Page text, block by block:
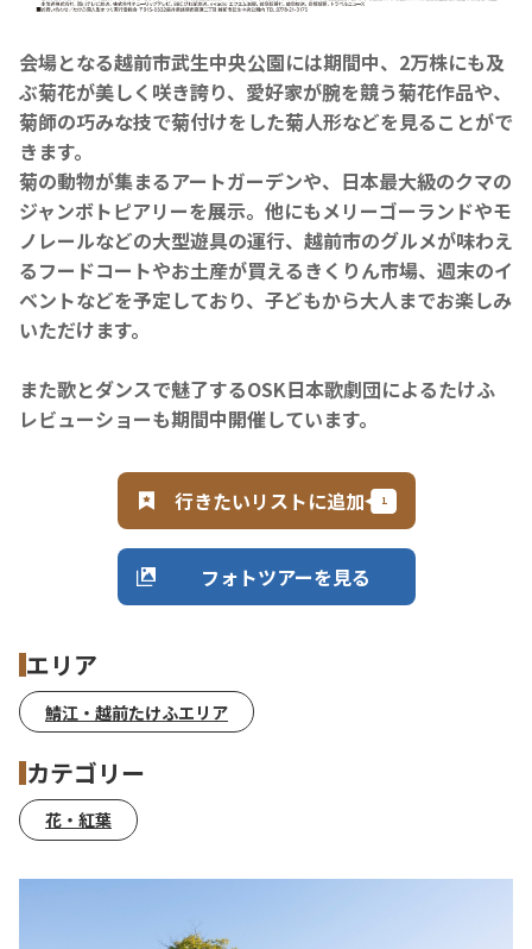
会場となる越前市武生中央公園には期間中、 2万株にも及
ぶ菊花が美しく咲き誇り、愛好家が腕を競う菊花作品や、
菊師の巧みな技で菊付けをした菊人形などを見ることがで
きます。
菊の動物が集まるアートガーデンや、日本最大級のクマの
ジャンボトピアリーを展示。他にもメリーゴーランドやモ
ノレールなどの大型遊具の運行、越前市のグルメが味わえ
るフードコートやお土産が買えるきくりん市場、週末のイ
ベントなどを予定しており、子どもから大人までお楽しみ
いただけます。
また歌とダンスで魅了するOSK日本歌劇団によるたけふ
レビューショーも期間中開催しています。
行きたいリストに追加
フォトツアーを見る
エリア
鯖江・越前たけふエリア
カテゴリー
花・紅葉